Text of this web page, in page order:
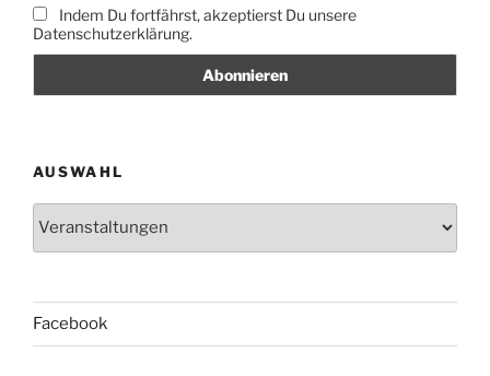
Indem Du fortfährst, akzeptierst Du unsere
Datenschutzerklärung.
AUSWAHL
Facebook